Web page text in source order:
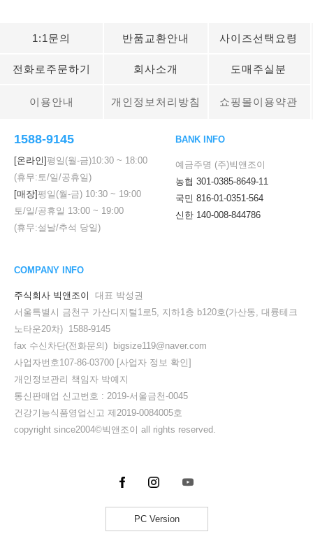
1:1문의 반품교환안내 사이즈선택요령
전화로주문하기 회사소개 도매주실분
이용안내 개인정보처리방침 쇼핑몰이용약관
1588-9145
[온라인]평일(월-금)10:30 ~ 18:00
(휴무:토/일/공휴일)
[매장]평일(월-금) 10:30 ~ 19:00
토/일/공휴일 13:00 ~ 19:00
(휴무:설날/추석 당일)
BANK INFO
예금주명 (주)빅앤조이
농협 301-0385-8649-11
국민 816-01-0351-564
신한 140-008-844786
COMPANY INFO
주식회사 빅앤조이
대표 박성권
서울특별시 금천구 가산디지털1로5, 지하1층 b120호(가산동, 대륭테크
노타운20차) 1588-9145
fax 수신차단(전화문의) bigsize119@naver.com
사업자번호107-86-03700 [사업자 정보 확인]
개인정보관리 책임자 박예지
통신판매업 신고번호 : 2019-서울금천-0045
건강기능식품영업신고 제2019-0084005호
copyright since2004©빅앤조이 all rights reserved.
PC Version